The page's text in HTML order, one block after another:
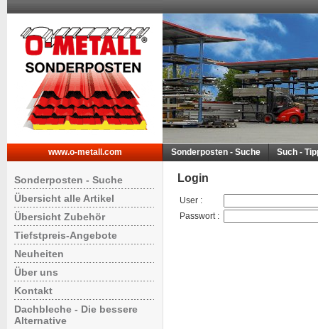
www.o-metall.com Sonderposten - Suche Such -
Sonderposten - Suche
Übersicht alle Artikel
Übersicht Zubehör
Tiefstpreis-Angebote
Neuheiten
Über uns
Kontakt
Dachbleche - Die bessere
Alternative
Login
User :
Passwort: